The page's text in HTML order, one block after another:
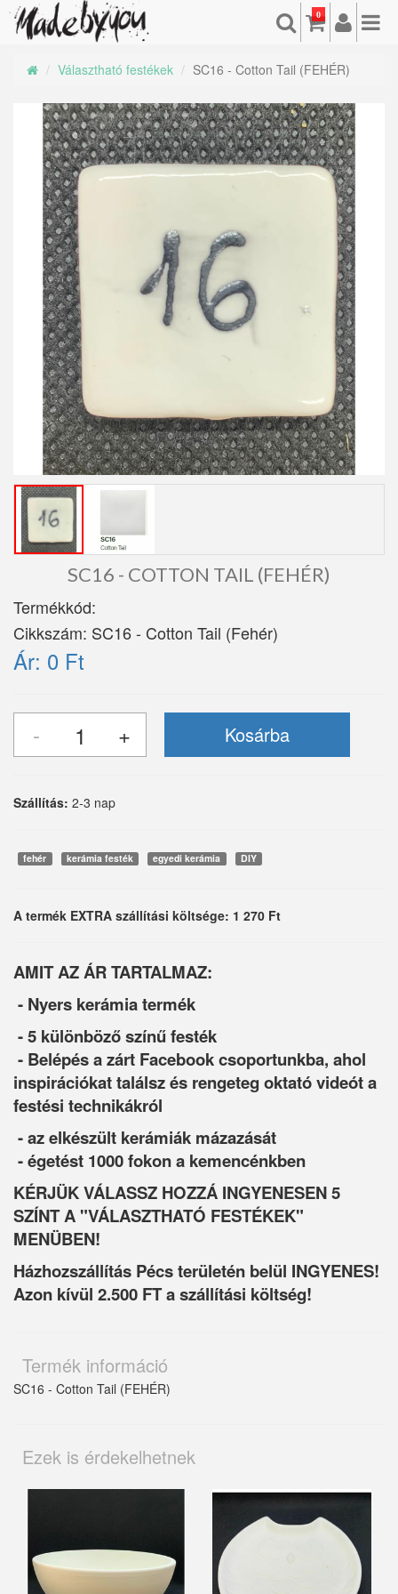
0
Választható festékek SC16 - Cotton Tail (FEHÉR)
SC16 - COTTON TAIL (FEHÉR)
Termékkód:
Cikkszám: SC16 - Cotton Tail (Fehér)
Ár: 0 Ft
Szállítás: 2-3 nap
fehér kerámia festék egyedi kerámia DIY
A termék EXTRA szállítási költsége: 1 270 Ft
AMIT AZ ÁR TARTALMAZ:
- Nyers kerámia termék
- 5 különböző színű festék
- Belépés a zárt Facebook csoportunkba, ahol
inspirációkat találsz és rengeteg oktató videót a
festési technikákról
- az elkészült kerámiák mázazását
- égetést 1000 fokon a kemencénkben
KÉRJÜK VÁLASSZ HOZZÁ INGYENESEN 5
SZÍNT A "VÁLASZTHATÓ FESTÉKEK"
MENÜBEN!
Házhozszállítás Pécs területén belül INGYENES!
Azon kívül 2.500 FT a szállítási költség!
Termék információ
SC16 - Cotton Tail (FEHÉR)
Ezek is érdekelhetnek